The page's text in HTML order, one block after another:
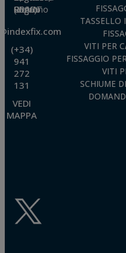
26006 · Logroño (La Rioja) · SPAIN
(+34)
941
272
131
VEDI
MAPPA
TASSELLO
VITI PER
FISSAGGIO
VITI
SCHIUME